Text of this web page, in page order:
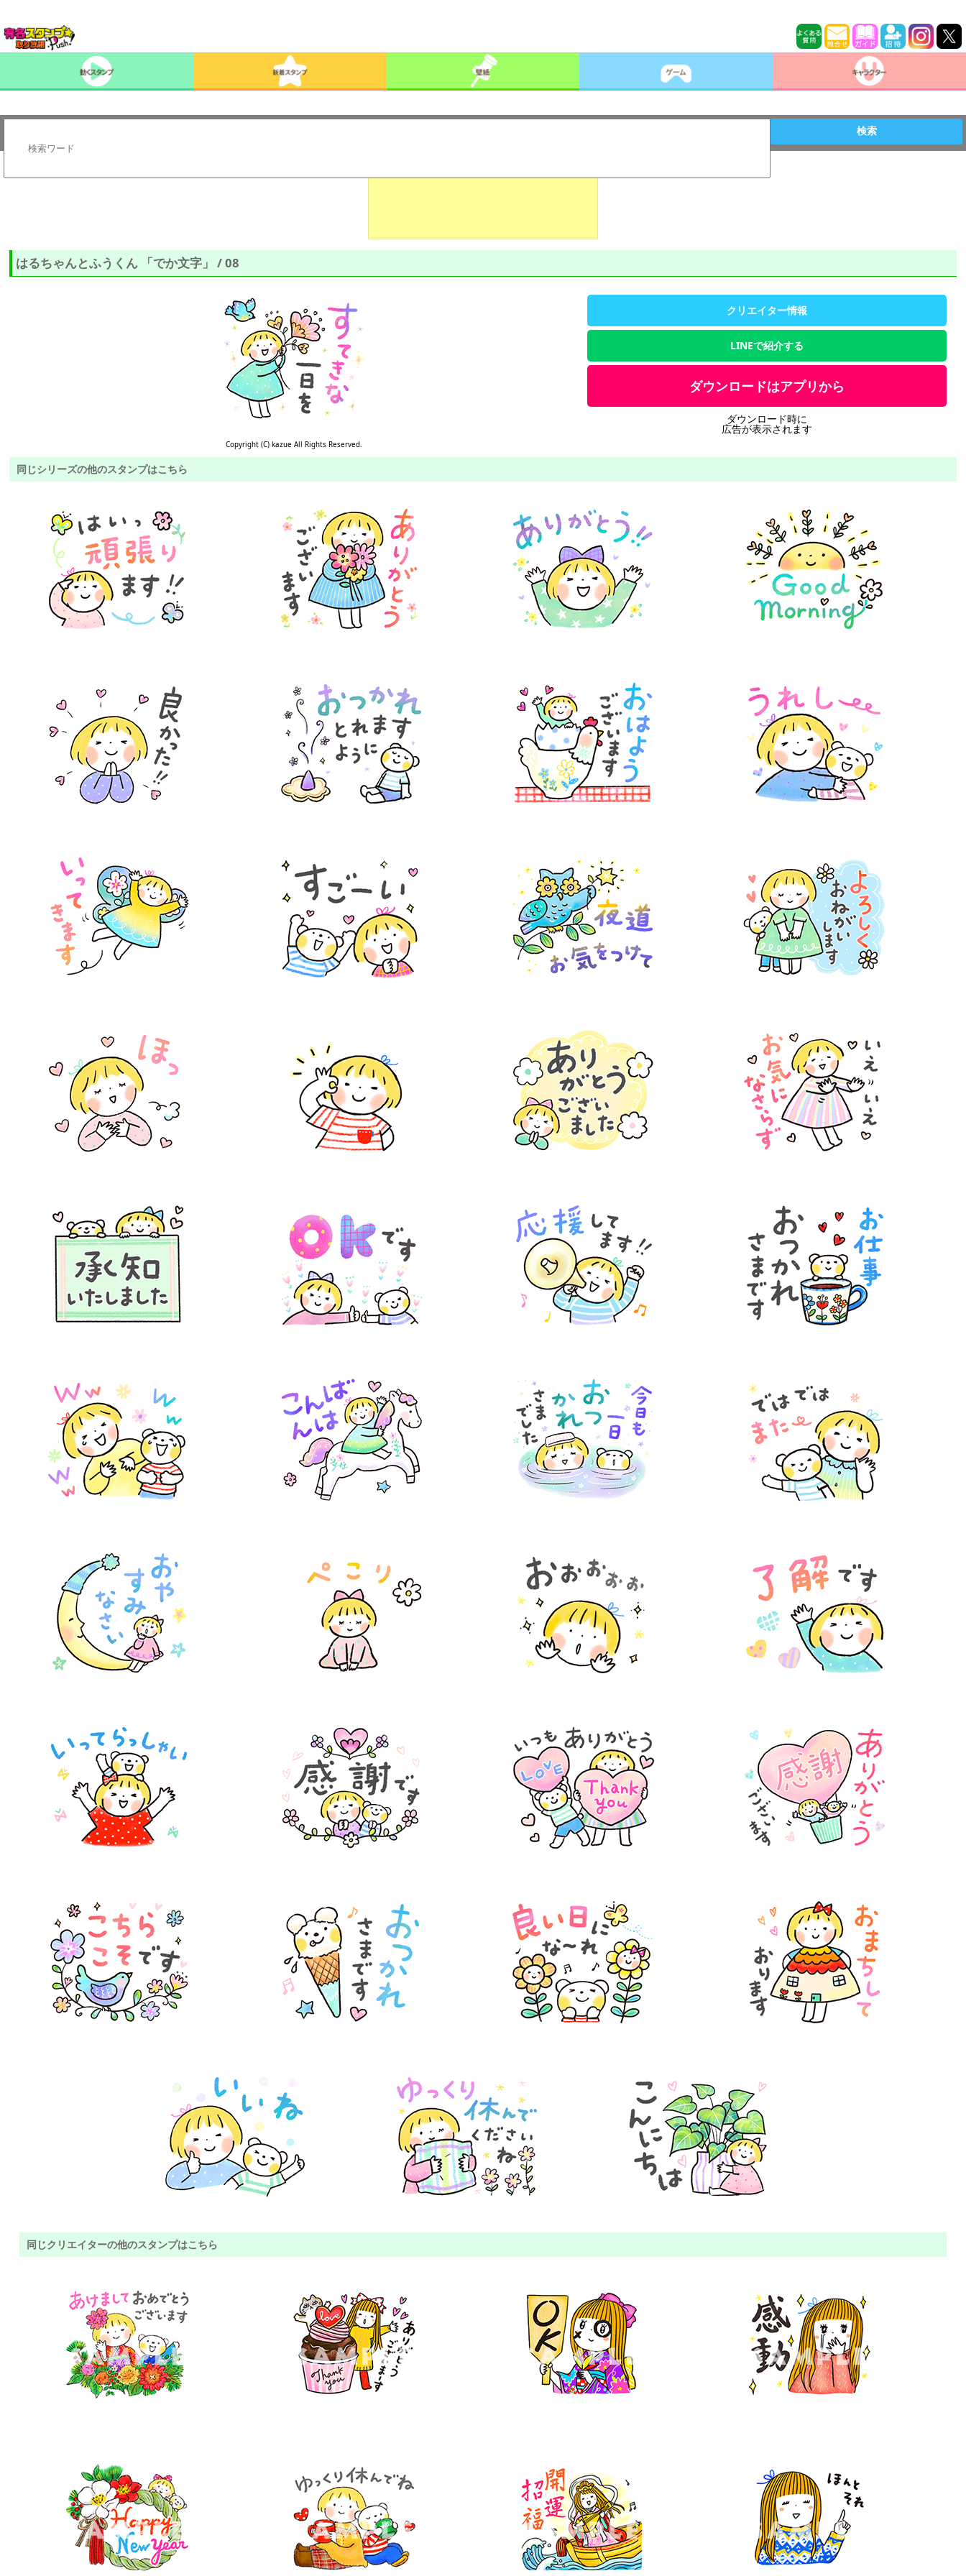
検索
はるちゃんとふうくん 「でか文字」 / 08
Copyright (C) kazue All Rights Reserved.
クリエイター情報
LINEで紹介する
ダウンロードはアプリから
ダウンロード時に
広告が表示されます
同じシリーズの他のスタンプはこちら
同じクリエイターの他のスタンプはこちら